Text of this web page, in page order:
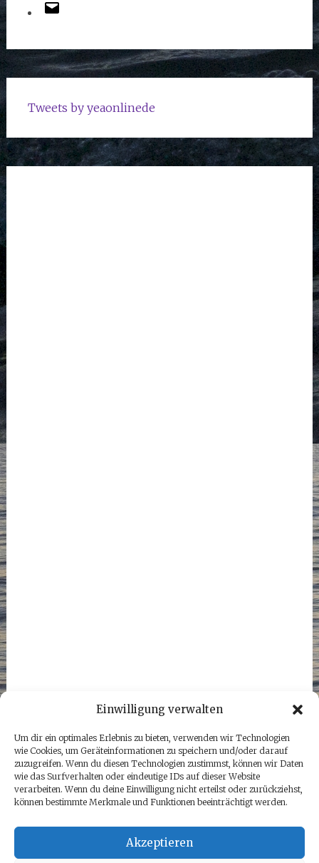
Einwilligung verwalten
Um dir ein optimales Erlebnis zu bieten, verwenden wir Technologien
wie Cookies, um Geräteinformationen zu speichern und/oder darauf
zuzugreifen. Wenn du diesen Technologien zustimmst, können wir Daten
wie das Surfverhalten oder eindeutige IDs auf dieser Website
verarbeiten. Wenn du deine Einwilligung nicht erteilst oder zurückziehst,
können bestimmte Merkmale und Funktionen beeinträchtigt werden.
Akzeptieren
Tweets by yeaonlinede